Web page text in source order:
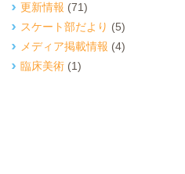
更新情報 (71)
スケート部だより (5)
メディア掲載情報 (4)
臨床美術 (1)